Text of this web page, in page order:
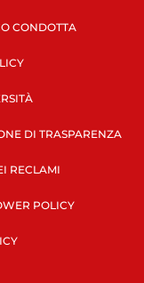
CONDOTTA
DI TRASPARENZA
RECLAMI
POLICY